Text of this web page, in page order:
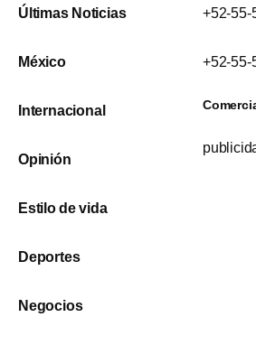
Últimas Noticias
México
Internacional
Opinión
Estilo de vida
Deportes
Negocios
+52-55-
+52-55-